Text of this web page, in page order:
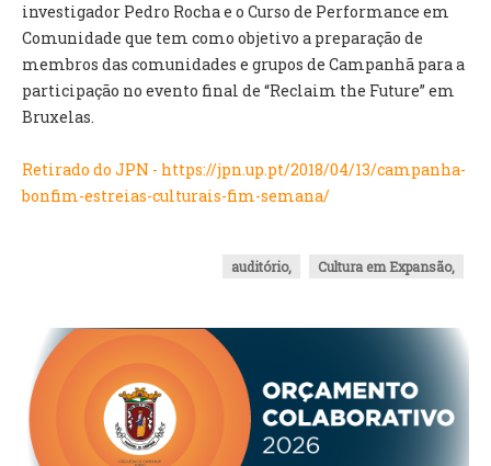
O GABINETE
APOIO AOS DESEMPREGADOS
APOIO ÀS EMPRESAS
OFERTAS DE EMPREGO
investigador Pedro Rocha e o Curso de Performance em
Comunidade que tem como objetivo a preparação de
membros das comunidades e grupos de Campanhã para a
participação no evento final de “Reclaim the Future” em
Bruxelas.
Retirado do JPN - https://jpn.up.pt/2018/04/13/campanha-
bonfim-estreias-culturais-fim-semana/
auditório, Cultura em Expansão,